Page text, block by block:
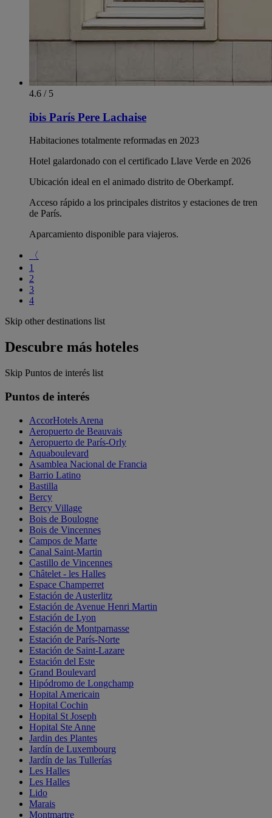
4.6 / 5
ibis París Pere Lachaise
Habitaciones totalmente reformadas en 2023
Hotel galardonado con el certificado Llave Verde en 2026
Ubicación ideal en el animado distrito de Oberkampf.
Acceso rápido a los principales distritos y estaciones de tren
de París.
Aparcamiento disponible para viajeros.
〈
1
2
3
4
Skip other destinations list
Descubre más hoteles
Skip Puntos de interés list
Puntos de interés
AccorHotels Arena
Aeropuerto de Beauvais
Aeropuerto de París-Orly
Aquaboulevard
Asamblea Nacional de Francia
Barrio Latino
Bastilla
Bercy
Bercy Village
Bois de Boulogne
Bois de Vincennes
Campos de Marte
Canal Saint-Martin
Castillo de Vincennes
Châtelet - les Halles
Espace Champerret
Estación de Austerlitz
Estación de Avenue Henri Martin
Estación de Lyon
Estación de Montparnasse
Estación de París-Norte
Estación de Saint-Lazare
Estación del Este
Grand Boulevard
Hipódromo de Longchamp
Hopital Americain
Hopital Cochin
Hopital St Joseph
Hopital Ste Anne
Jardin des Plantes
Jardín de Luxembourg
Jardín de las Tullerías
Les Halles
Les Halles
Lido
Marais
Montmartre